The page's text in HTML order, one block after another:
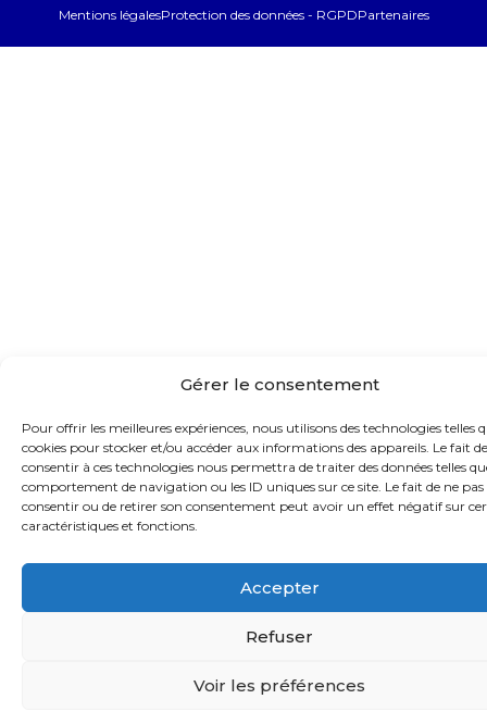
Gérer le consentement
Pour offrir les meilleures expériences, nous utilisons des technologies telles
cookies pour stocker et/ou accéder aux informations des appareils. Le fait de
consentir à ces technologies nous permettra de traiter des données telles
comportement de navigation ou les ID uniques sur ce site. Le fait de ne pas
consentir ou de retirer son consentement peut avoir un effet négatif sur
caractéristiques et fonctions.
Accepter
Refuser
Voir les préférences
Mentions légalesProtection des données - RGPDPartenaires